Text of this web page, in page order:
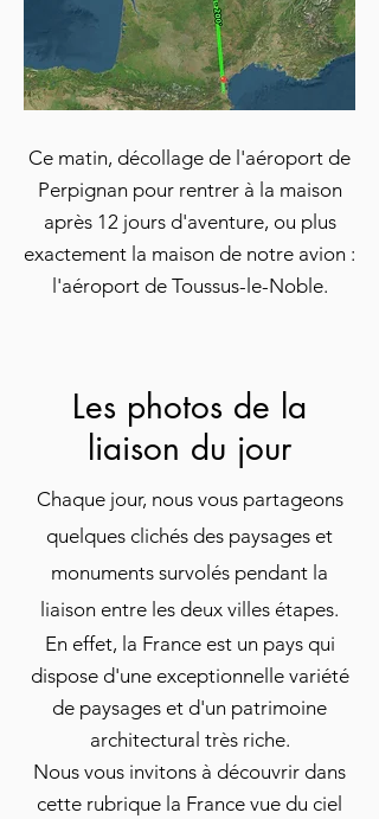
Ce matin, décollage de l'aéroport de
Perpignan pour rentrer à la maison
après 12 jours d'aventure, ou plus
exactement la maison de notre avion :
l'aéroport de Toussus-le-Noble.
Les photos de la
liaison du jour
Chaque jour, nous vous partageons
quelques clichés des paysages et
monuments survolés pendant la
liaison entre les deux villes étapes.
En effet, la France est un pays qui
dispose d'une exceptionnelle variété
de paysages et d'un patrimoine
architectural très riche.
Nous vous invitons à découvrir dans
cette rubrique la France vue du ciel